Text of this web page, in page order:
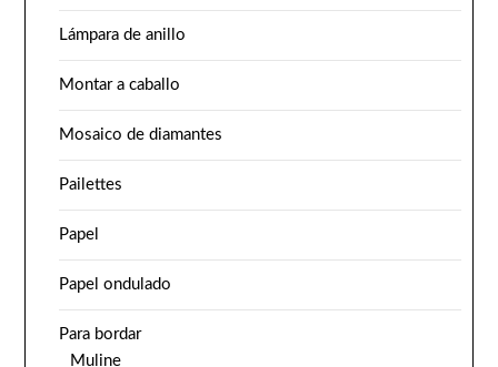
Lámpara de anillo
Montar a caballo
Mosaico de diamantes
Pailettes
Papel
Papel ondulado
Para bordar
Muline